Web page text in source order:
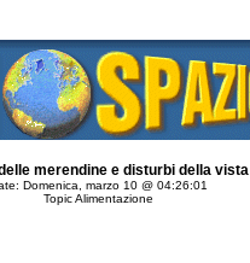
merendine e disturbi della vista
Domenica, marzo 10 @ 04:26:01
Topic Alimentazione